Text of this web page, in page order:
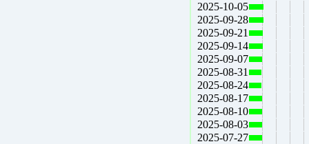
2025-10-05
2025-09-28
2025-09-21
2025-09-14
2025-09-07
2025-08-31
2025-08-24
2025-08-17
2025-08-10
2025-08-03
2025-07-27